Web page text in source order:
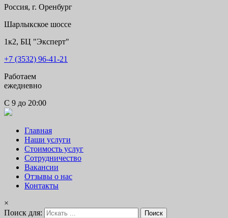
Центр правовой защиты,
юристы Оренбурга
Юридическая консультация, помощь,
услуги, опытные юристы. 15+ лет на
рынке Юридических услуг!
Россия, г. Оренбург
Шарлыкское шоссе
1к2, БЦ "Эксперт"
+7 (3532) 96-41-21
Работаем
ежедневно
С 9 до 20:00
Главная
Наши услуги
Стоимость услуг
Сотрудничество
Вакансии
Отзывы о нас
Контакты
×
Поиск для: